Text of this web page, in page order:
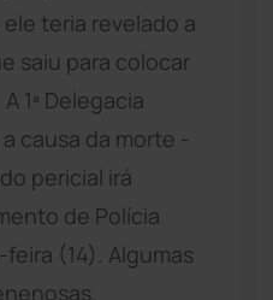
teria revelado a
saiu para colocar
1ª Delegacia
causa da morte -
pericial irá
de Polícia
(14). Algumas